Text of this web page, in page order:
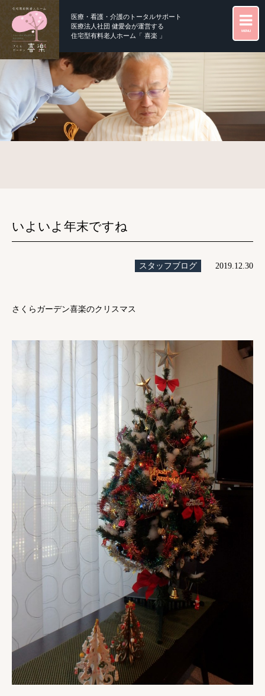
MENU
医療・看護・介護のトータルサポート
医療法人社団 健愛会が運営する
住宅型有料老人ホーム「 喜楽 」
いよいよ年末ですね
スタッフブログ 2019.12.30
さくらガーデン喜楽のクリスマス